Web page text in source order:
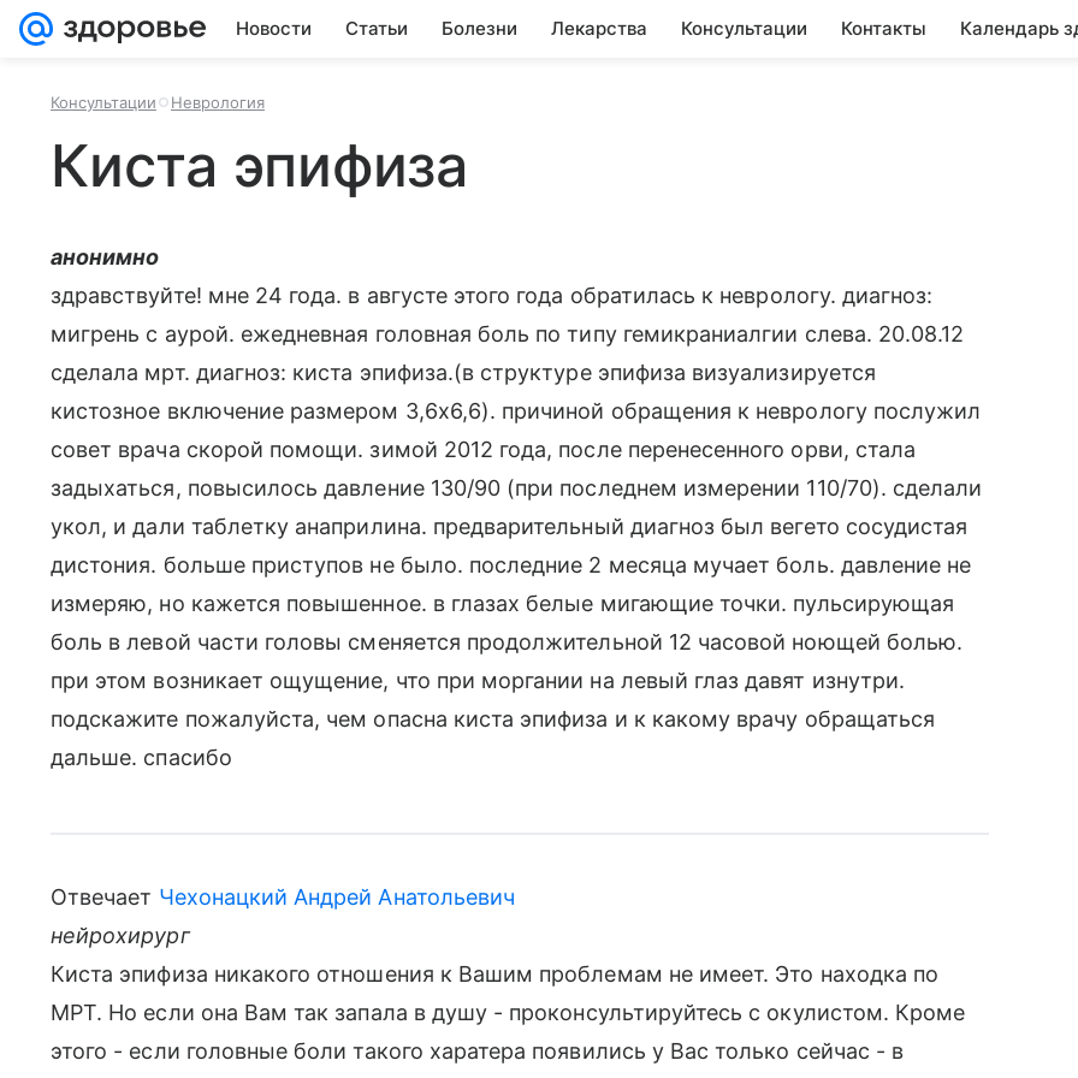
Новости Статьи Болезни Лекарства Консультации Контакты Календарь
Консультации Неврология
Киста эпифиза
анонимно
здравствуйте! мне 24 года. в августе этого года обратилась к неврологу. диагноз:
мигрень с аурой. ежедневная головная боль по типу гемикраниалгии слева. 20.08.12
сделала мрт. диагноз: киста эпифиза.(в структуре эпифиза визуализируется
кистозное включение размером 3,6х6,6). причиной обращения к неврологу послужил
совет врача скорой помощи. зимой 2012 года, после перенесенного орви, стала
задыхаться, повысилось давление 130/90 (при последнем измерении 110/70). сделали
укол, и дали таблетку анаприлина. предварительный диагноз был вегето сосудистая
дистония. больше приступов не было. последние 2 месяца мучает боль. давление не
измеряю, но кажется повышенное. в глазах белые мигающие точки. пульсирующая
боль в левой части головы сменяется продолжительной 12 часовой ноющей болью.
при этом возникает ощущение, что при моргании на левый глаз давят изнутри.
подскажите пожалуйста, чем опасна киста эпифиза и к какому врачу обращаться
дальше. спасибо
Отвечает Чехонацкий Андрей Анатольевич
нейрохирург
Киста эпифиза никакого отношения к Вашим проблемам не имеет. Это находка по
МРТ. Но если она Вам так запала в душу - проконсультируйтесь с окулистом. Кроме
этого - если головные боли такого харатера появились у Вас только сейчас - в